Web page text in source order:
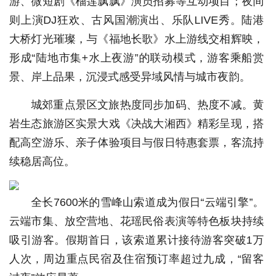
则上演DJ狂欢、古风国潮演出、乐队LIVE秀。陆港
大桥灯光璀璨，与《福地长歌》水上游线交相辉映，
形成“陆地市集+水上夜游”的联动模式，游客乘船赏
景、岸上品果，沉浸式感受异域风情与城市夜韵。
城郊重点景区文旅热度同步加码、热度不减。黄
岩生态旅游区实景大戏《决战大湘西》精彩呈现，搭
配高空游乐、亲子体验项目与假日特惠套票，客流持
续稳居高位。
全长7600米的雪峰山索道成为假日“云端引擎”。
云端市集、放空营地、花瑶民俗表演等特色板块持续
吸引游客。假期首日，该索道累计接待游客突破1万
人次，周边重点民宿及住宿预订率超过九成，“留客